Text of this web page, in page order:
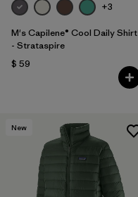
+3
M's Capilene® Cool Daily Shirt
- Strataspire
$ 59
New